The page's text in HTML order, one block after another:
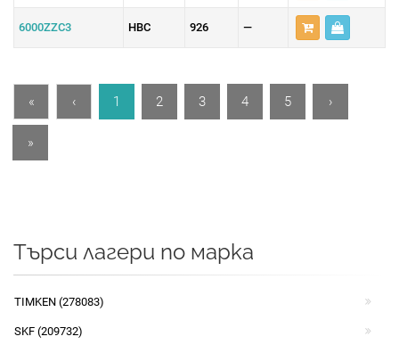
6000ZZC3 HBC 926 —
« ‹ 1 2 3 4 5 ›
»
Търси лагери по марка
TIMKEN (278083)
SKF (209732)